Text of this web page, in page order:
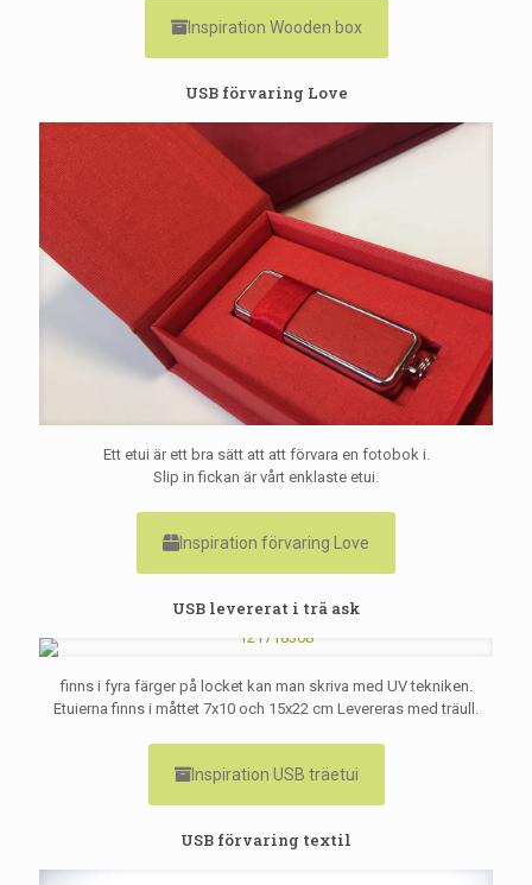
Inspiration Wooden box
USB förvaring Love
Ett etui är ett bra sätt att att förvara en fotobok i.
Slip in fickan är vårt enklaste etui.
Inspiration förvaring Love
USB levererat i trä ask
finns i fyra färger på locket kan man skriva med UV tekniken.
Etuierna finns i måttet 7x10 och 15x22 cm Levereras med träull.
Inspiration USB träetui
USB förvaring textil